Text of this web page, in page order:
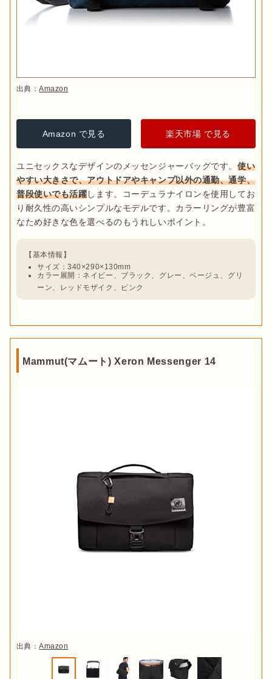
出典：Amazon
Amazon で見る 楽天市場 で見る
ユニセックスなデザインのメッセンジャーバッグです。 使い
やすい大きさで、アウトドアやキャンプ以外の通勤、通学、
普段使いでも活躍します。コーデュラナイロンを使用してお
り耐久性の高いシンプルなモデルです。カラーリングが豊富
サイズ：340×290×130mm
カラー展開：ネイビー、ブラック、グレー、ベージュ、グリ
ーン、レッドモザイク、ピンク
Mammut(マムート) Xeron Messenger 14
出典：Amazon